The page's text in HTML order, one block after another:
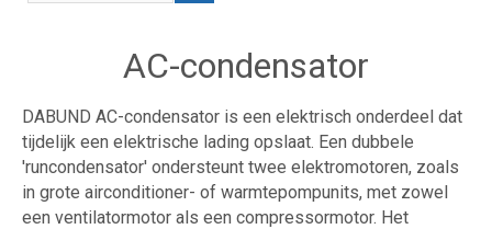
AC-condensator
DABUND AC-condensator is een elektrisch onderdeel dat
tijdelijk een elektrische lading opslaat. Een dubbele
'runcondensator' ondersteunt twee elektromotoren, zoals
in grote airconditioner- of warmtepompunits, met zowel
een ventilatormotor als een compressormotor. Het